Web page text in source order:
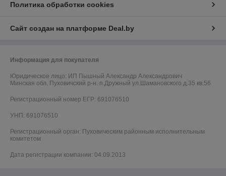
Политика обработки cookies
Сайт создан на платформе Deal.by
Информация для покупателя
Юридическое лицо: ИП Пышный Александр Александрович
Минская обл. Пуховичский р-н. п.Дружный ул.Шамановского д.35 кв.56
Регистрационный номер ЕГР: 691076510
УНП: 691076510
Регистрационный орган: Пуховическим районным исполнительным
комитетом
Дата регистрации компании: 04.09.2013